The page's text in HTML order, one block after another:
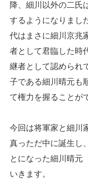
降、細川以外の二氏
するようになりまし
代はまさに細川京兆
者として君臨した時
継者として認められ
子である細川晴元も
て権力を握ることが
今回は将軍家と細川
真っただ中に誕生し
とになった細川晴元
いきます。